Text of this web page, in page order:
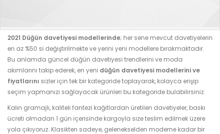
2021 Düğün davetiyesi modellerinde; her sene mevcut davetiyelerin
en az %50 si değiştirilmekte ve yerini yeni modellere bırakmaktadır.
Bu anlamda güncel düğün davetiyesi trendlerini ve moda
akımlarını takip ederek, en yeni düğün davetiyesi modellerini ve
fiyatlarını sizler için tek bir kategoride toplayarak, kolayca erişip
seçim yapmanızı sağlayacak ürünleri bu kategoride bulabilirsiniz.
Kalın gramajlı, kaliteli fantezi kağıtlardan üretilen davetiyeler, baskı
ücreti olmadan 1 gün içerisinde kargoyla size teslim edilmek üzere
yola çıkıyoruz. Klasikten sadeye, gelenekselden moderne kadar bir